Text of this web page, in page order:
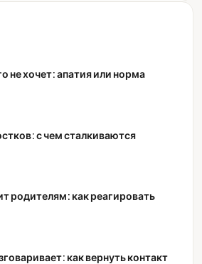
не хочет: апатия или норма
с чем сталкиваются
родителям: как реагировать
как вернуть контакт